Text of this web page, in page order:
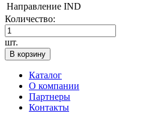
Направление IND
Количество:
шт.
В корзину
Каталог
О компании
Партнеры
Контакты